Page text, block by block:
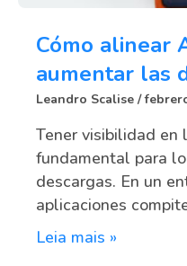
Cómo alinear
aumentar las
Leandro Scalise
Tener visibilidad en
fundamental para
descargas. En un
aplicaciones
Leia mais »